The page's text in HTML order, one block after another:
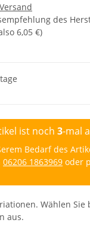
Versand
des
6,05 €)
ist noch 3-mal
Bedarf des
06206 1863969 oder
Wählen Sie
aus.